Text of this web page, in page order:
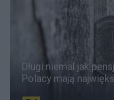
Długi niemal jak
Polacy mają